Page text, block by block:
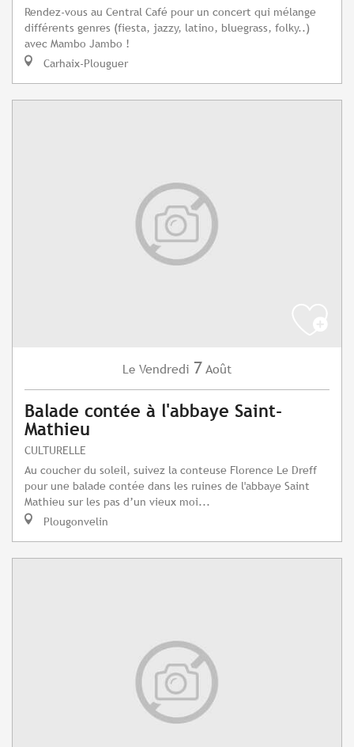
Rendez-vous au Central Café pour un concert qui mélange
différents genres (fiesta, jazzy, latino, bluegrass, folky..)
avec Mambo Jambo !
Carhaix-Plouguer
Le Vendredi 7 Août
Balade contée à l'abbaye Saint-
Mathieu
CULTURELLE
Au coucher du soleil, suivez la conteuse Florence Le Dreff
pour une balade contée dans les ruines de l'abbaye Saint
Mathieu sur les pas d’un vieux moi...
Plougonvelin